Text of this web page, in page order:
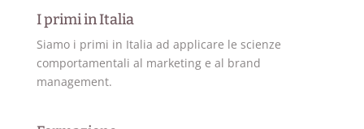
I primi in Italia
Siamo i primi in Italia ad applicare le scienze
comportamentali al marketing e al brand
management.